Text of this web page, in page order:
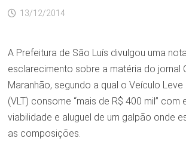
13/12/2014
A Prefeitura de São Luís divulgou uma
esclarecimento sobre a matéria do jornal
Maranhão, segundo a qual o Veículo Leve
(VLT) consome “mais de R$ 400 mil” com
viabilidade e aluguel de um galpão onde
as composições.